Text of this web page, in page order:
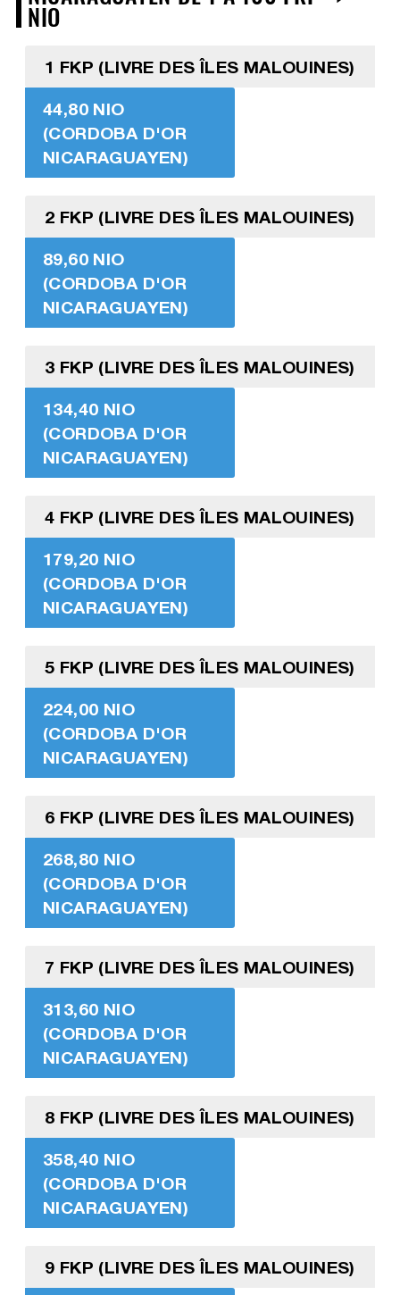
NIO
1 FKP (LIVRE DES ÎLES MALOUINES)
44,80 NIO
(CORDOBA D'OR
NICARAGUAYEN)
2 FKP (LIVRE DES ÎLES MALOUINES)
89,60 NIO
(CORDOBA D'OR
NICARAGUAYEN)
3 FKP (LIVRE DES ÎLES MALOUINES)
134,40 NIO
(CORDOBA D'OR
NICARAGUAYEN)
4 FKP (LIVRE DES ÎLES MALOUINES)
179,20 NIO
(CORDOBA D'OR
NICARAGUAYEN)
5 FKP (LIVRE DES ÎLES MALOUINES)
224,00 NIO
(CORDOBA D'OR
NICARAGUAYEN)
6 FKP (LIVRE DES ÎLES MALOUINES)
268,80 NIO
(CORDOBA D'OR
NICARAGUAYEN)
7 FKP (LIVRE DES ÎLES MALOUINES)
313,60 NIO
(CORDOBA D'OR
NICARAGUAYEN)
8 FKP (LIVRE DES ÎLES MALOUINES)
358,40 NIO
(CORDOBA D'OR
NICARAGUAYEN)
9 FKP (LIVRE DES ÎLES MALOUINES)